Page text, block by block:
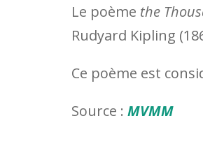
Le poème the
Rudyard Kipling
Ce poème est
Source : MVMM